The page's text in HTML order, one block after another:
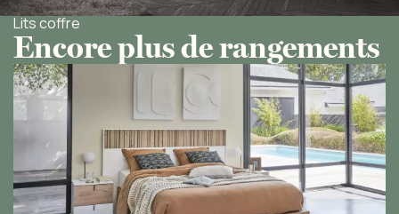
Lits coffre
Encore plus de rangements